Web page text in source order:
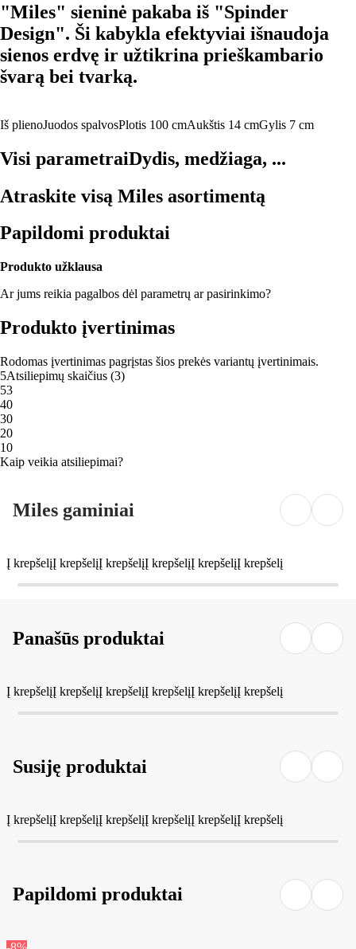
"Miles" sieninė pakaba iš "Spinder
Design". Ši kabykla efektyviai išnaudoja
sienos erdvę ir užtikrina prieškambario
švarą bei tvarką.
Iš plienoJuodos spalvosPlotis 100 cmAukštis 14 cmGylis 7 cm
Visi parametraiDydis, medžiaga, ...
Atraskite visą Miles asortimentą
Papildomi produktai
Produkto užklausa
Ar jums reikia pagalbos dėl parametrų ar pasirinkimo?
Produkto įvertinimas
Rodomas įvertinimas pagrįstas šios prekės variantų įvertinimais.
5Atsiliepimų skaičius (3)
53
40
30
20
10
Kaip veikia atsiliepimai?
Miles gaminiai
Į krepšelįĮ krepšelįĮ krepšelįĮ krepšelįĮ krepšelįĮ krepšelį
Panašūs produktai
Į krepšelįĮ krepšelįĮ krepšelįĮ krepšelįĮ krepšelįĮ krepšelį
Susiję produktai
Į krepšelįĮ krepšelįĮ krepšelįĮ krepšelįĮ krepšelįĮ krepšelį
Papildomi produktai